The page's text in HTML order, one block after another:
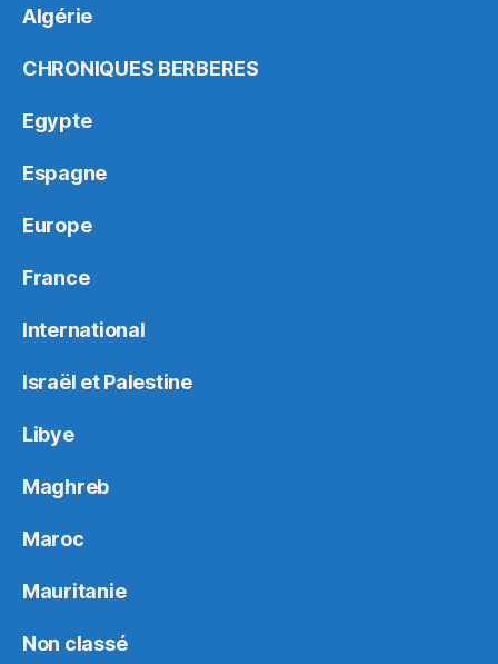
Algérie
CHRONIQUES BERBERES
Egypte
Espagne
Europe
France
International
Israël et Palestine
Libye
Maghreb
Maroc
Mauritanie
Non classé